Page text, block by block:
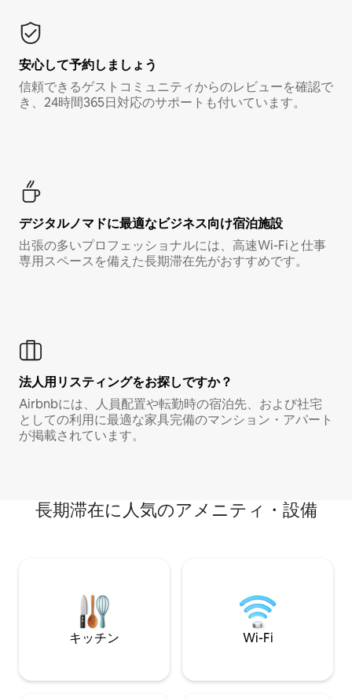
安心して予約しましょう
信頼できるゲストコミュニティからのレビューを確認で
き、24時間365日対応のサポートも付いています。
デジタルノマド⁠に最⁠適⁠なビ⁠ジ⁠ネ⁠ス⁠向⁠け宿⁠泊⁠施⁠設
出張の多いプロフェッショナルには、高速Wi-Fiと仕事
専用スペースを備えた長期滞在先がおすすめです。
法人用リスティングをお探しですか？
Airbnbには、人員配置や転勤時の宿泊先、および社宅
としての利用に最適な家具完備のマンション・アパート
が掲載されています。
長期滞在に人気のアメニティ・設備
キッチン Wi-Fi